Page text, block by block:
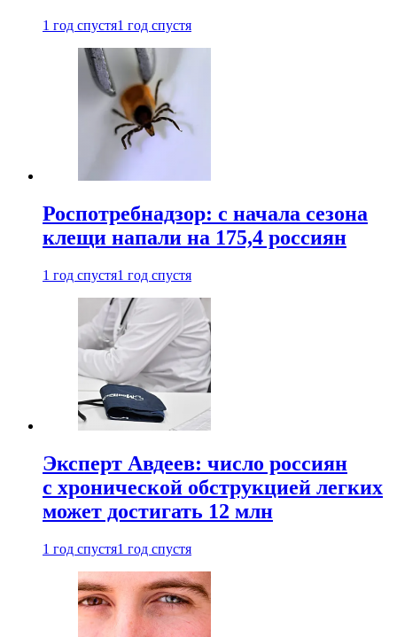
1 год спустя1 год спустя
Роспотребнадзор: с начала сезона
клещи напали на 175,4 россиян
1 год спустя1 год спустя
Эксперт Авдеев: число россиян
с хронической обструкцией легких
может достигать 12 млн
1 год спустя1 год спустя